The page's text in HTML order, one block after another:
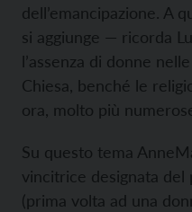
dell’emancipazione. A
si aggiunge — ricorda
l’assenza di donne
Chiesa, benché le
ora, molto più
Su questo tema
vincitrice designata del
(prima volta ad una